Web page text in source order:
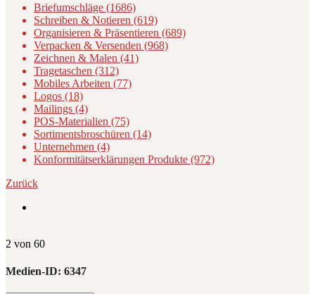
Briefumschläge (1686)
Schreiben & Notieren (619)
Organisieren & Präsentieren (689)
Verpacken & Versenden (968)
Zeichnen & Malen (41)
Tragetaschen (312)
Mobiles Arbeiten (77)
Logos (18)
Mailings (4)
POS-Materialien (75)
Sortimentsbroschüren (14)
Unternehmen (4)
Konformitätserklärungen Produkte (972)
Zurück
2 von 60
Medien-ID: 6347